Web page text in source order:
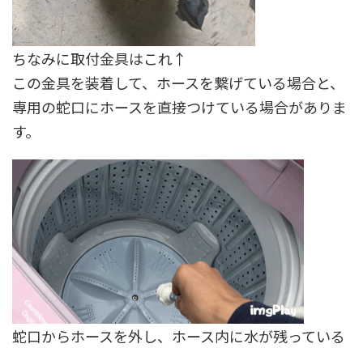
ちなみに取付金具はこれ↑
この金具を装着して、ホースを繋げている場合と、
専用の蛇口にホースを直接つけている場合がありま
す。
蛇口からホースを外し、ホース内に水が残っている